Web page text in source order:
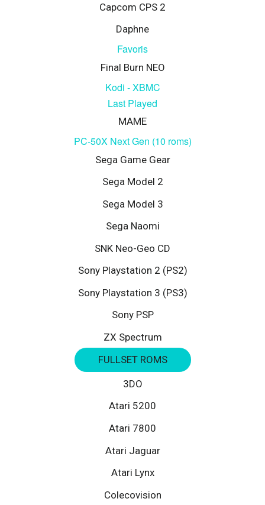
Capcom CPS 2
Daphne
Favoris
Final Burn NEO
Kodi - XBMC
Last Played
MAME
PC-50X Next Gen (10 roms)
Sega Game Gear
Sega Model 2
Sega Model 3
Sega Naomi
SNK Neo-Geo CD
Sony Playstation 2 (PS2)
Sony Playstation 3 (PS3)
Sony PSP
ZX Spectrum
FULLSET ROMS
3DO
Atari 5200
Atari 7800
Atari Jaguar
Atari Lynx
Colecovision